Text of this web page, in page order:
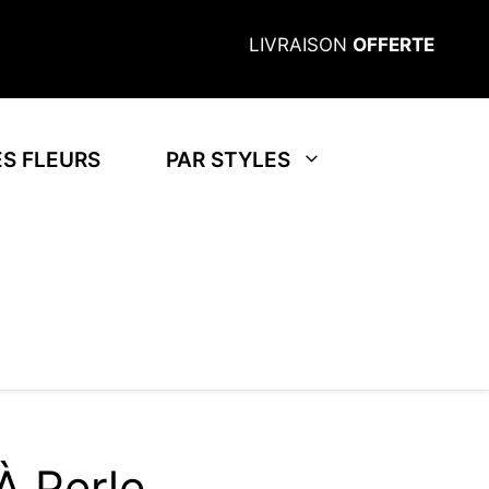
LIVRAISON OFFERTE
FLEURS PAR STYLES